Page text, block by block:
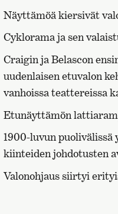
Näyttämöä kiersivät
Cyklorama ja sen
Craigin ja Belascon
uudenlaisen etuvalon
vanhoissa teattereissa
Etunäyttämön
1900-luvun
kiinteiden johdotusten
Valonohjaus siirtyi